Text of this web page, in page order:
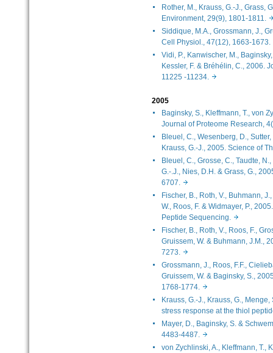
Rother, M., Krauss, G.-J., Grass,
Environment, 29(9), 1801-1811.
Siddique, M.A., Grossmann, J.,
Cell Physiol., 47(12), 1663-
Vidi, P., Kanwischer, M.,
Kessler, F. & Bréhélin, C., 2006.
11225 -11234.
2005
Baginsky, S., Kleffmann, T., von
Journal of Proteome Research,
Bleuel, C., Wesenberg, D.,
Krauss, G.-J., 2005. Science of
Bleuel, C., Grosse, C., Taudte,
G.-.J., Nies, D.H. & Grass, G.,
6707.
Fischer, B., Roth, V., Buhmann,
W., Roos, F. & Widmayer, P.,
Peptide Sequencing.
Fischer, B., Roth, V., Roos, F.,
Gruissem, W. & Buhmann, J.M.,
7273.
Grossmann, J., Roos, F.F.,
Gruissem, W. & Baginsky, S.,
1768-1774.
Krauss, G.-J., Krauss, G.,
stress response at the thiol
Mayer, D., Baginsky, S. &
4483-4487.
von Zychlinski, A., Kleffmann, T.,